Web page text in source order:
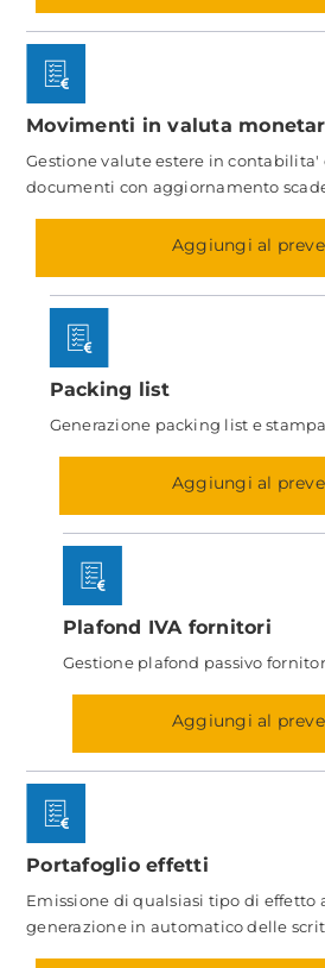
Movimenti in valuta
Gestione valute estere in contabilita'
documenti con aggiornamento
Aggiungi al
Packing list
Generazione packing list e
Aggiungi al
Plafond IVA fornitori
Gestione plafond passivo
Aggiungi al
Portafoglio effetti
Emissione di qualsiasi tipo di effetto
generazione in automatico delle